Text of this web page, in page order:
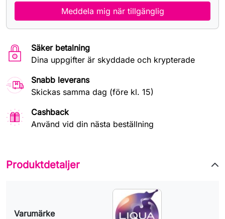
Meddela mig när tillgänglig
Säker betalning
Dina uppgifter är skyddade och krypterade
Snabb leverans
Skickas samma dag (före kl. 15)
Cashback
Använd vid din nästa beställning
Produktdetaljer
Varumärke